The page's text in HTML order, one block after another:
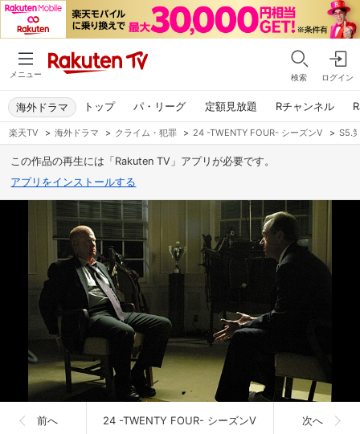
メニュー 検索 ログイン
トップ パ・リーグ 定額見放題 Rチャンネル
海外ドラマ
楽天TV > 海外ドラマ > クライム・犯罪 > 24 -TWENTY FOUR- シーズンV > S5.
この作品の再生には「Rakuten TV」アプリが必要です。
アプリをインストールする
前へ 24 -TWENTY FOUR- シーズンV 次へ